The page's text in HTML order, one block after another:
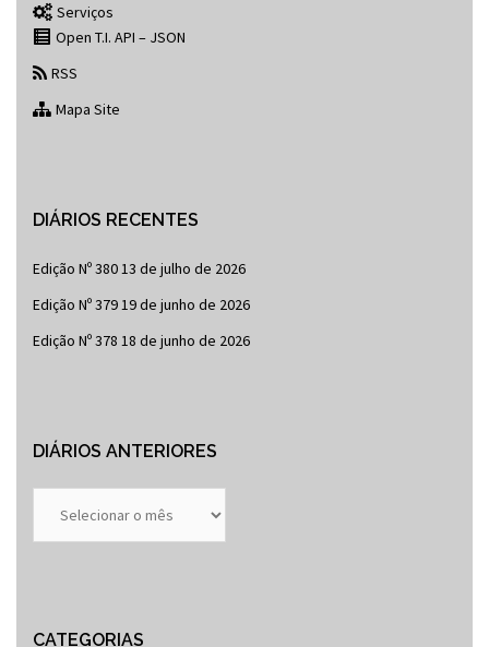
Serviços
Open T.I. API – JSON
RSS
Mapa Site
DIÁRIOS RECENTES
Edição Nº 38013 de julho de 2026
Edição Nº 37919 de junho de 2026
Edição Nº 378 18 de junho de 2026
DIÁRIOS ANTERIORES
Anteriores
CATEGORIAS